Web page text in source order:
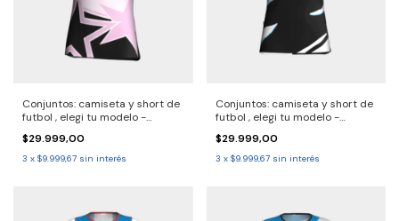
Conjuntos: camiseta y short de
futbol , elegi tu modelo -
Consulta entrega 30/40 dias
$29.999,00
3 x $9.999,67 sin interés
Conjuntos: camiseta y short de
futbol , elegi tu modelo -
Consulta entrega 30/40 dias
$29.999,00
3 x $9.999,67 sin interés